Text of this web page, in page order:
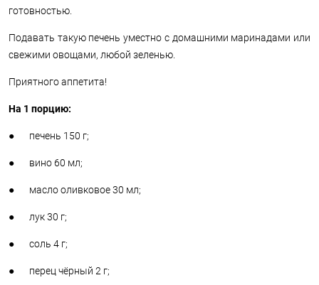
готовностью.
Подавать такую печень уместно с домашними маринадами или
свежими овощами, любой зеленью.
Приятного аппетита!
На 1 порцию:
● печень 150 г;
● вино 60 мл;
● масло оливковое 30 мл;
● лук 30 г;
● соль 4 г;
● перец чёрный 2 г;